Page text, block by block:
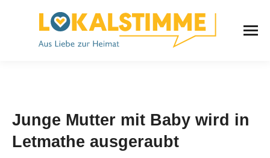
Junge Mutter mit Baby wird in
Letmathe ausgeraubt